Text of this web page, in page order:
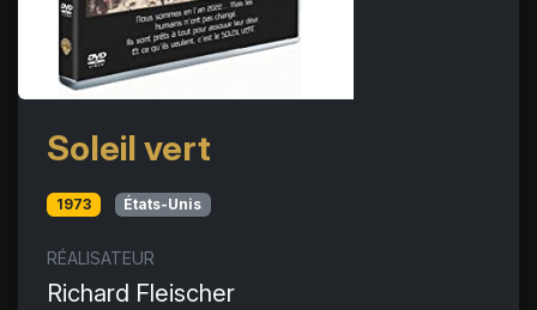
Soleil vert
1973 États-Unis
RÉALISATEUR
Richard Fleischer